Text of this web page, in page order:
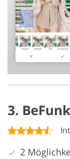
3.
2